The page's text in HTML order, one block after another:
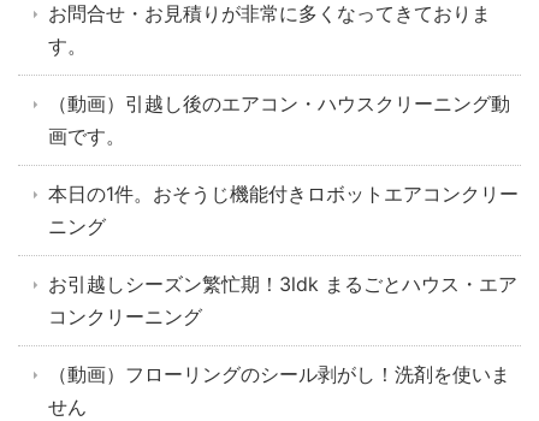
お問合せ・お見積りが非常に多くなってきておりま
す。
（動画）引越し後のエアコン・ハウスクリーニング動
画です。
本日の1件。おそうじ機能付きロボットエアコンクリー
ニング
お引越しシーズン繁忙期！3ldk まるごとハウス・エア
コンクリーニング
（動画）フローリングのシール剥がし！洗剤を使いま
せん